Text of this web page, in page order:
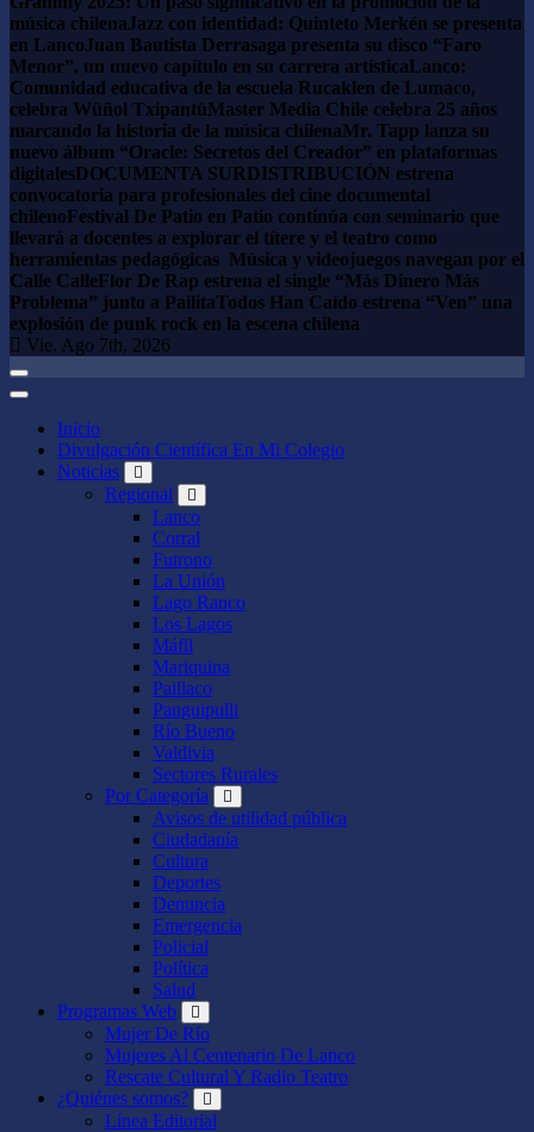
música chilenaJazz con identidad: Quinteto Merkén se presenta
en LancoJuan Bautista Derrasaga presenta su disco “Faro
Menor”, ​​un nuevo capítulo en su carrera artísticaLanco:
Comunidad educativa de la escuela Rucaklen de Lumaco,
celebra Wüñol TxipantüMaster Media Chile celebra 25 años
marcando la historia de la música chilenaMr. Tapp lanza su
nuevo álbum “Oracle: Secretos del Creador” en plataformas
digitalesDOCUMENTA SURDISTRIBUCIÓN estrena
convocatoria para profesionales del cine documental
chilenoFestival De Patio en Patio continúa con seminario que
llevará a docentes a explorar el títere y el teatro como
herramientas pedagógicas Música y videojuegos navegan por el
Calle CalleFlor De Rap estrena el single “Más Dinero Más
Problema” junto a PailitaTodos Han Caído estrena “Ven” una
explosión de punk rock en la escena chilena
Vie. Ago 7th, 2026
Inicio
Divulgación Científica En Mi Colegio
Noticias
Regional
Lanco
Corral
Futrono
La Unión
Lago Ranco
Los Lagos
Máfil
Mariquina
Paillaco
Panguipulli
Río Bueno
Valdivia
Sectores Rurales
Por Categoría
Avisos de utilidad pública
Ciudadanía
Cultura
Deportes
Denuncia
Emergencia
Policial
Política
Salud
Programas Web
Mujer De Río
Mujeres Al Centenario De Lanco
Rescate Cultural Y Radio Teatro
¿Quiénes somos?
Línea Editorial